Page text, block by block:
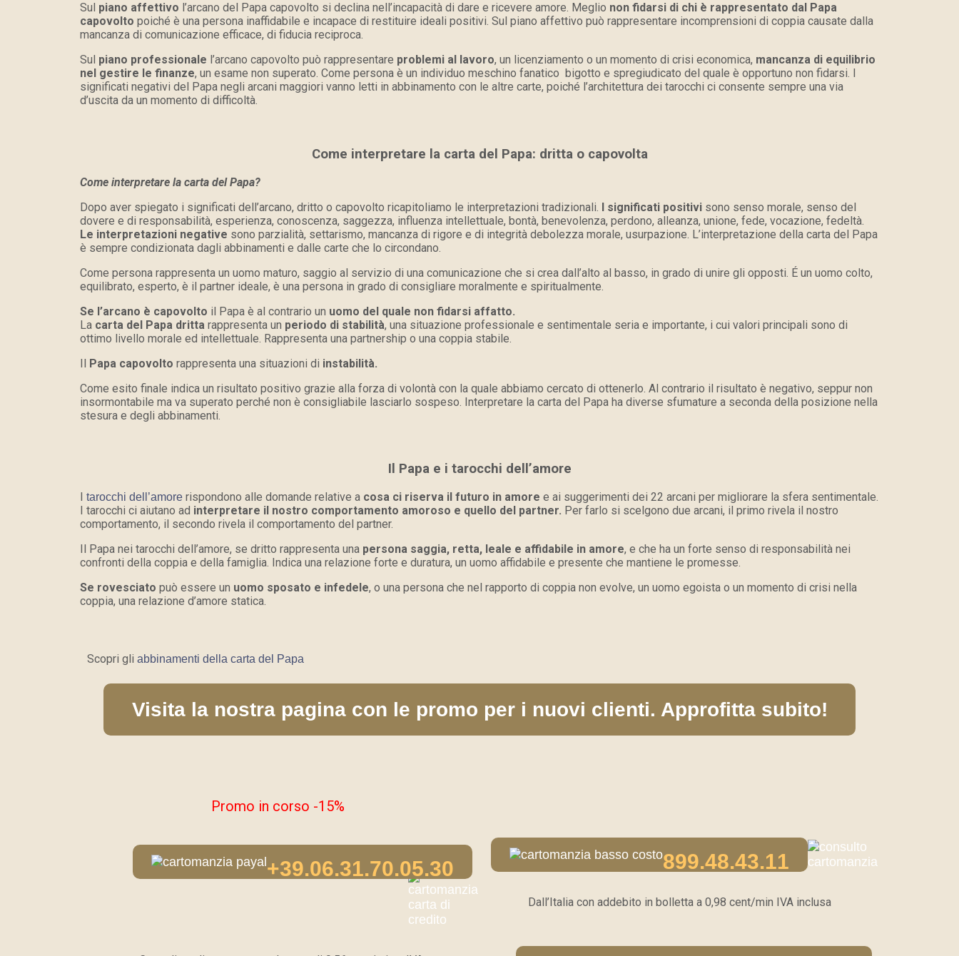
Sul piano affettivo l’arcano del Papa capovolto si declina nell’incapacità di dare e ricevere amore. Meglio non fidarsi di chi è rappresentato dal Papa
capovolto poiché è una persona inaffidabile e incapace di restituire ideali positivi. Sul piano affettivo può rappresentare incomprensioni di coppia causate dalla
mancanza di comunicazione efficace, di fiducia reciproca.
Sul piano professionale l’arcano capovolto può rappresentare problemi al lavoro, un licenziamento o un momento di crisi economica, mancanza di equilibrio
nel gestire le finanze, un esame non superato. Come persona è un individuo meschino fanatico bigotto e spregiudicato del quale è opportuno non fidarsi. I
significati negativi del Papa negli arcani maggiori vanno letti in abbinamento con le altre carte, poiché l’architettura dei tarocchi ci consente sempre una via
d’uscita da un momento di difficoltà.
Come interpretare la carta del Papa: dritta o capovolta
Come interpretare la carta del Papa?
Dopo aver spiegato i significati dell’arcano, dritto o capovolto ricapitoliamo le interpretazioni tradizionali. I significati positivi sono senso morale, senso del
dovere e di responsabilità, esperienza, conoscenza, saggezza, influenza intellettuale, bontà, benevolenza, perdono, alleanza, unione, fede, vocazione, fedeltà.
Le interpretazioni negative sono parzialità, settarismo, mancanza di rigore e di integrità debolezza morale, usurpazione. L’interpretazione della carta del Papa
è sempre condizionata dagli abbinamenti e dalle carte che lo circondano.
Come persona rappresenta un uomo maturo, saggio al servizio di una comunicazione che si crea dall’alto al basso, in grado di unire gli opposti. É un uomo colto,
equilibrato, esperto, è il partner ideale, è una persona in grado di consigliare moralmente e spiritualmente.
Se l’arcano è capovolto il Papa è al contrario un uomo del quale non fidarsi affatto.
La carta del Papa dritta rappresenta un periodo di stabilità, una situazione professionale e sentimentale seria e importante, i cui valori principali sono di
ottimo livello morale ed intellettuale. Rappresenta una partnership o una coppia stabile.
Il Papa capovolto rappresenta una situazioni di instabilità.
Come esito finale indica un risultato positivo grazie alla forza di volontà con la quale abbiamo cercato di ottenerlo. Al contrario il risultato è negativo, seppur non
insormontabile ma va superato perché non è consigliabile lasciarlo sospeso. Interpretare la carta del Papa ha diverse sfumature a seconda della posizione nella
stesura e degli abbinamenti.
Il Papa e i tarocchi dell’amore
I tarocchi dell’amore rispondono alle domande relative a cosa ci riserva il futuro in amore e ai suggerimenti dei 22 arcani per migliorare la sfera sentimentale.
I tarocchi ci aiutano ad interpretare il nostro comportamento amoroso e quello del partner. Per farlo si scelgono due arcani, il primo rivela il nostro
comportamento, il secondo rivela il comportamento del partner.
Il Papa nei tarocchi dell’amore, se dritto rappresenta una persona saggia, retta, leale e affidabile in amore, e che ha un forte senso di responsabilità nei
confronti della coppia e della famiglia. Indica una relazione forte e duratura, un uomo affidabile e presente che mantiene le promesse.
Se rovesciato può essere un uomo sposato e infedele, o una persona che nel rapporto di coppia non evolve, un uomo egoista o un momento di crisi nella
coppia, una relazione d’amore statica.
Scopri gli abbinamenti della carta del Papa
Visita la nostra pagina con le promo per i nuovi clienti. Approfitta subito!
Promo in corso -15%
+39.06.31.70.05.30 899.48.43.11
Dall’Italia con addebito in bolletta a0,98 cent/min IVA inclusa